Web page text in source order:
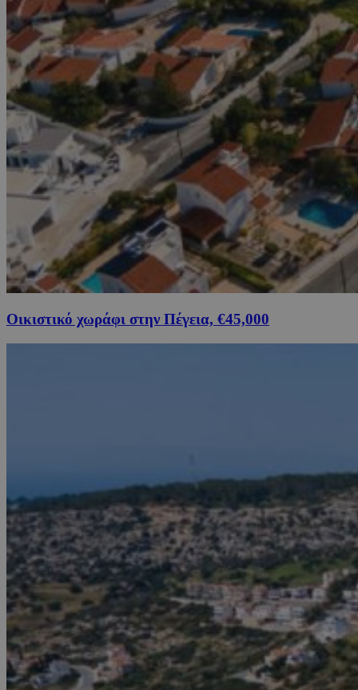
Οικιστικό χωράφι στην Πέγεια, €45,000